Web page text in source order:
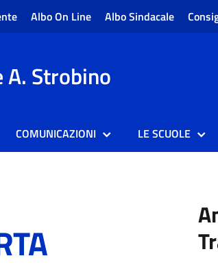
Albo On Line Albo Sindacale
Strobino
COMUNICAZIONI LE SCUOLE